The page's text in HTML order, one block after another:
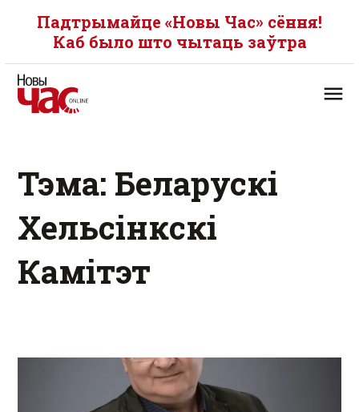
Падтрымайце «Новы Час» сёння!
Каб было што чытаць заўтра
Тэма: Беларускі
Хельсінкскі
Камітэт